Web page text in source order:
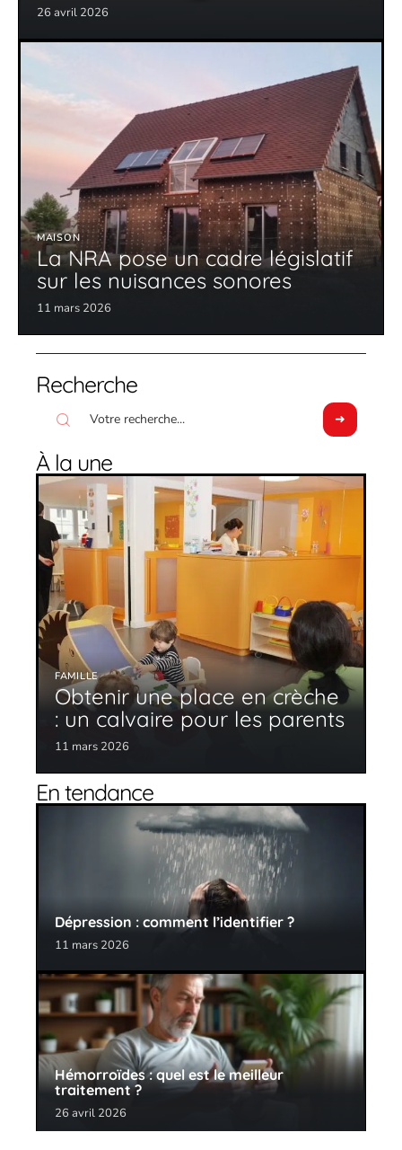
26 avril 2026
MAISON
La NRA pose un cadre législatif
sur les nuisances sonores
11 mars 2026
Recherche
À la une
FAMILLE
Obtenir une place en crèche
: un calvaire pour les parents
11 mars 2026
En tendance
Dépression : comment l’identifier ?
11 mars 2026
Hémorroïdes : quel est le meilleur
traitement ?
26 avril 2026